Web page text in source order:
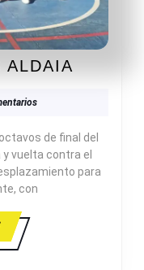
ALDAIA
ALDAIA
de final del
vuelta contra el
para
con